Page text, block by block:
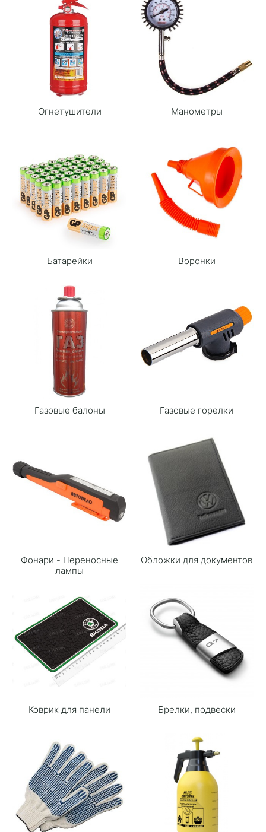
Огнетушители Манометры
Батарейки Воронки
Газовые балоны Газовые горелки
Фонари - Переносные
лампы
Обложки для документов
Коврик для панели Брелки, подвески